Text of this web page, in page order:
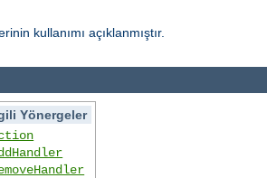
kullanımı açıklanmıştır.
Yönergeler